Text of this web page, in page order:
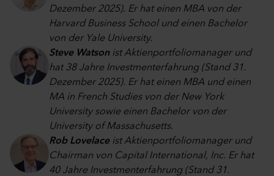
Dezember 2025). Er hat einen MBA von der
Harvard Business School und einen Bachelor
von der Yale University.
Steve Watsonist Aktienportfoliomanager und
hat 38 Jahre Investmenterfahrung (Stand 31.
Dezember 2025). Er hat einen MBA und einen
MA in French Studies von der New York
University sowie einen Bachelor von der
University of Massachusetts.
Rob Lovelace ist Aktienportfoliomanager und
Chairman von Capital International, Inc. Er hat
40 Jahre Investmenterfahrung (Stand 31.